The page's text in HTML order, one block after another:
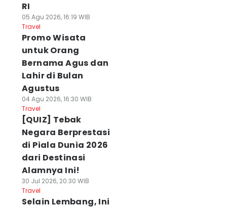
RI
05 Agu 2026, 16:19 WIB
Travel
Promo Wisata
untuk Orang
Bernama Agus dan
Lahir di Bulan
Agustus
04 Agu 2026, 16:30 WIB
Travel
[QUIZ] Tebak
Negara Berprestasi
di Piala Dunia 2026
dari Destinasi
Alamnya Ini!
30 Jul 2026, 20:30 WIB
Travel
Selain Lembang, Ini